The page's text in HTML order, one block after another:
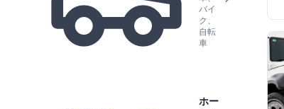
バイ
ク、
自転
車
ホー